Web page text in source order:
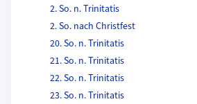
2. So. n. Trinitatis
2. So. nach Christfest
20. So. n. Trinitatis
21. So. n. Trinitatis
22. So. n. Trinitatis
23. So. n. Trinitatis